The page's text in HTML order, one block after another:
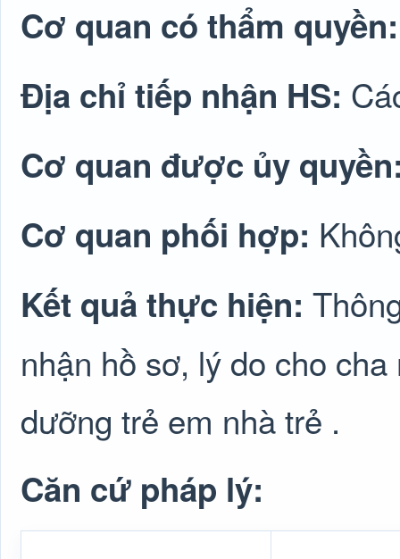
Cơ quan có thẩm
Địa chỉ tiếp nhận HS:
Cơ quan được ủy
Cơ quan phối hợp:
Kết quả thực hiện:
nhận hồ sơ, lý do cho
dưỡng trẻ em nhà trẻ .
Căn cứ pháp lý: